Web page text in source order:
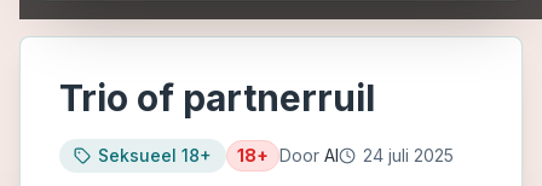
Trio of partnerruil
Seksueel 18+ 18+ Door AI 24 juli 2025